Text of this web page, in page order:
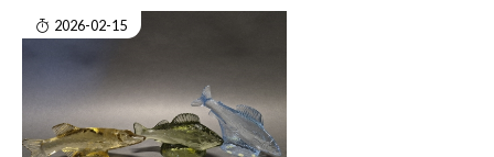
2026-02-15